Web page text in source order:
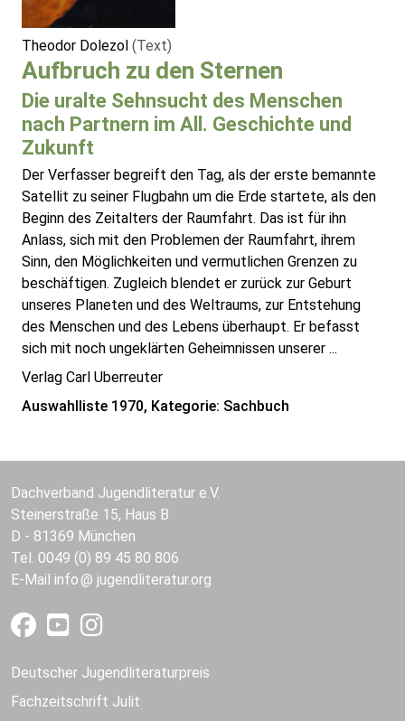
Theodor Dolezol (Text)
Aufbruch zu den Sternen
Die uralte Sehnsucht des Menschen
nach Partnern im All. Geschichte und
Zukunft
Der Verfasser begreift den Tag, als der erste bemannte
Satellit zu seiner Flugbahn um die Erde startete, als den
Beginn des Zeitalters der Raumfahrt. Das ist für ihn
Anlass, sich mit den Problemen der Raumfahrt, ihrem
Sinn, den Möglichkeiten und vermutlichen Grenzen zu
beschäftigen. Zugleich blendet er zurück zur Geburt
unseres Planeten und des Weltraums, zur Entstehung
des Menschen und des Lebens überhaupt. Er befasst
sich mit noch ungeklärten Geheimnissen unserer ...
Verlag Carl Uberreuter
Auswahlliste 1970, Kategorie: Sachbuch
Dachverband Jugendliteratur e.V.
Steinerstraße 15, Haus B
D - 81369 München
Tel. 0049 (0) 89 45 80 806
E-Mail info jugendliteratur.org
Deutscher Jugendliteraturpreis
Fachzeitschrift Julit